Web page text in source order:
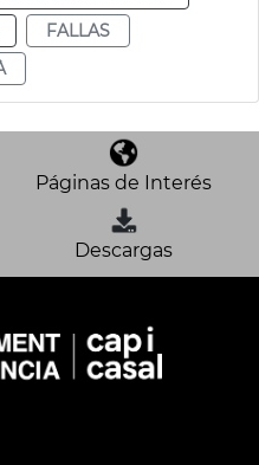
FALLAS
Páginas de Interés
Descargas